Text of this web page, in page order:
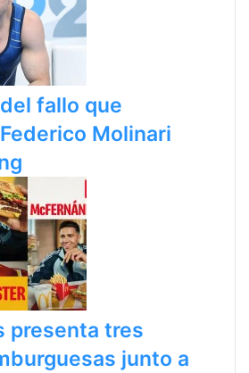
fallo que
Molinari
presenta tres
junto a